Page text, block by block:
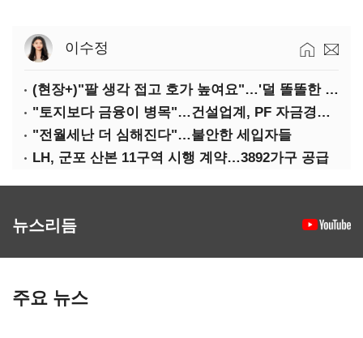
이수정
(현장+)"팔 생각 접고 호가 높여요"…'덜 똘똘한 한 채' 20억 키맞추기
"토지보다 금융이 병목"…건설업계, PF 자금경색 해소 목소리
"전월세난 더 심해진다"…불안한 세입자들
LH, 군포 산본 11구역 시행 계약…3892가구 공급
뉴스리듬
주요 뉴스